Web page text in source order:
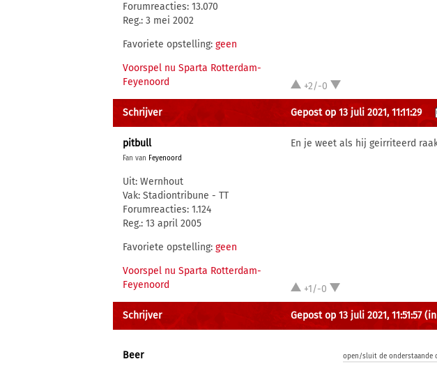
Forumreacties: 13.070
Reg.: 3 mei 2002
Favoriete opstelling: geen
Voorspel nu Sparta Rotterdam-
Feyenoord
+2/-0
Schrijver Gepost op 13 juli 2021, 11:11:29
pitbull
Fan van Feyenoord
Uit: Wernhout
Vak: Stadiontribune - TT
Forumreacties: 1.124
Reg.: 13 april 2005
Favoriete opstelling: geen
Voorspel nu Sparta Rotterdam-
Feyenoord
En je weet als hij geirriteerd
+1/-0
Schrijver Gepost op 13 juli 2021, 11:51:57
Beer open/sluit de onderstaande